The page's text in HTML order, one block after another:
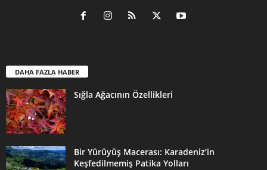
DAHA FAZLA HABER
Sığla Ağacının Özellikleri
Bir Yürüyüş Macerası: Karadeniz’in
Keşfedilmemiş Patika Yolları